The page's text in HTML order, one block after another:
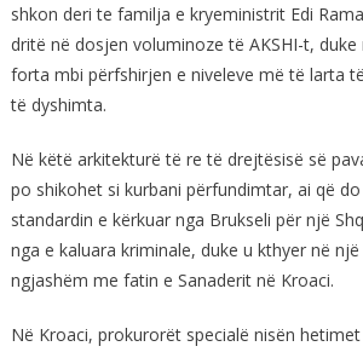
shkon deri te familja e kryeministrit Edi
dritë në dosjen voluminoze të AKSHI-t,
forta mbi përfshirjen e niveleve më të larta
të dyshimta.
Në këtë arkitekturë të re të drejtësisë së
po shikohet si kurbani përfundimtar, ai që
standardin e kërkuar nga Brukseli për një
nga e kaluara kriminale, duke u kthyer në
ngjashëm me fatin e Sanaderit në Kroaci.
Në Kroaci, prokurorët specialë nisën